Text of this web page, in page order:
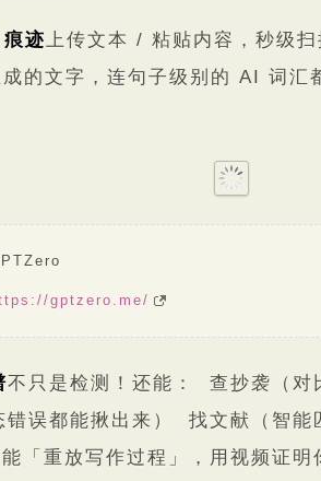
迹 上传文本 / 粘贴内容，秒级
的文字，连句子级别的 AI 词汇
gptzero.me/
不只是检测！还能： 查抄袭（
错误都能揪出来） 找文献（智能
「重放写作过程」，用视频证明